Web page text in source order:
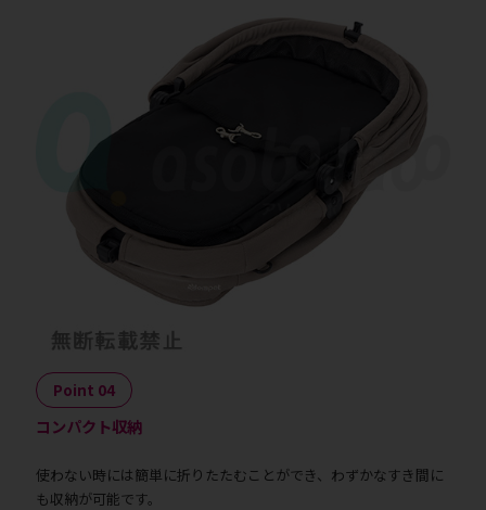
Point 04
コンパクト収納
使わない時には簡単に折りたたむことができ、わずかなすき間に
も収納が可能です。